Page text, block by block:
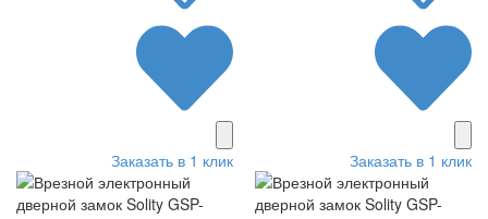
Заказать в 1 клик Заказать в 1 клик